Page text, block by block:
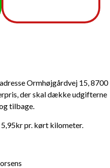
Ormhøjgårdvej 15, 8700
der skal dække udgifterne
tilbage.
pr. kørt kilometer.